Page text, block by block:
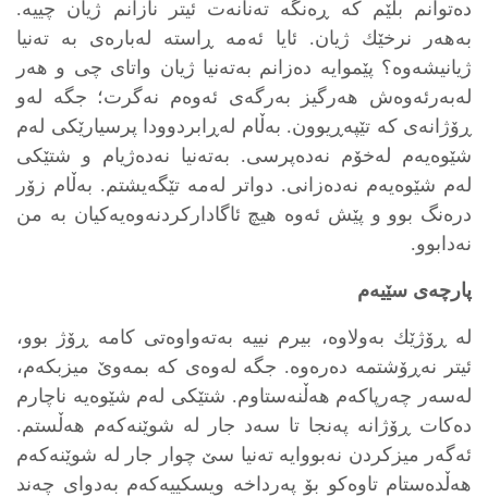
ده‌توانم بڵێم كه‌ ڕه‌نگه‌ ته‌نانه‌ت ئیتر نازانم ژیان چییه‌.
به‌هه‌ر نرخێك ژیان. ئایا ئه‌مه‌ ڕاسته‌ له‌باره‌ی به‌ ته‌نیا
ژیانیشه‌وه‌؟ پێموایه‌ ده‌زانم به‌ته‌نیا ژیان واتای چی و هه‌ر
له‌به‌رئه‌وه‌ش هه‌رگیز به‌رگه‌ی ئه‌وه‌م نه‌گرت؛ جگه‌ له‌و
ڕۆژانه‌ی كه‌ تێپه‌ڕیوون. به‌ڵام له‌ڕابردوودا پرسیارێكی له‌م
شێوه‌یه‌م له‌خۆم نه‌ده‌پرسی. به‌ته‌نیا نه‌ده‌ژیام و شتێكی
له‌م شێوه‌یه‌م نه‌ده‌زانی. دواتر له‌مه‌ تێگه‌یشتم. به‌ڵام زۆر
دره‌نگ بوو و پێش ئه‌وه‌ هیچ ئاگاداركردنه‌وه‌یه‌كیان به‌ من
نه‌دابوو.
پارچه‌ی سێیه‌م
له‌ ڕۆژێك به‌ولاوه‌، بیرم نییه‌ به‌ته‌واوه‌تی كامه‌ ڕۆژ بوو،
ئیتر نه‌ڕۆشتمه‌ ده‌ره‌وه‌. جگه‌ له‌وه‌ی كه‌ بمه‌وێ‌ میزبكه‌م،
له‌سه‌ر چه‌رپاكه‌م هه‌ڵنه‌ستاوم. شتێكی له‌م شێوه‌یه‌ ناچارم
ده‌كات ڕۆژانه‌ په‌نجا تا سه‌د جار له‌ شوێنه‌كه‌م هه‌ڵستم.
ئه‌گه‌ر میزكردن نه‌بووایه‌ ته‌نیا سێ چوار جار له‌ شوێنه‌كه‌م
هه‌ڵده‌ستام تاوه‌كو بۆ په‌رداخه‌ ویسكییه‌كه‌م به‌دوای چه‌ند